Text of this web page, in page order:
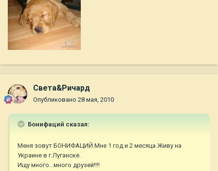
Света&Ричард
Опубликовано 28 мая, 2010
Бонифаций сказал:
Меня зовут БОНИФАЦИЙ.Мне 1 год и 2 месяца.Живу на
Украине в г.Луганске.
Ищу много...много друзей!!!!